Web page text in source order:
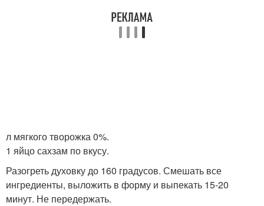
л мягкого творожка 0%.
1 яйцо сахзам по вкусу.
Разогреть духовку до 160 градусов. Смешать все
ингредиенты, выложить в форму и выпекать 15-20
минут. Не передержать.